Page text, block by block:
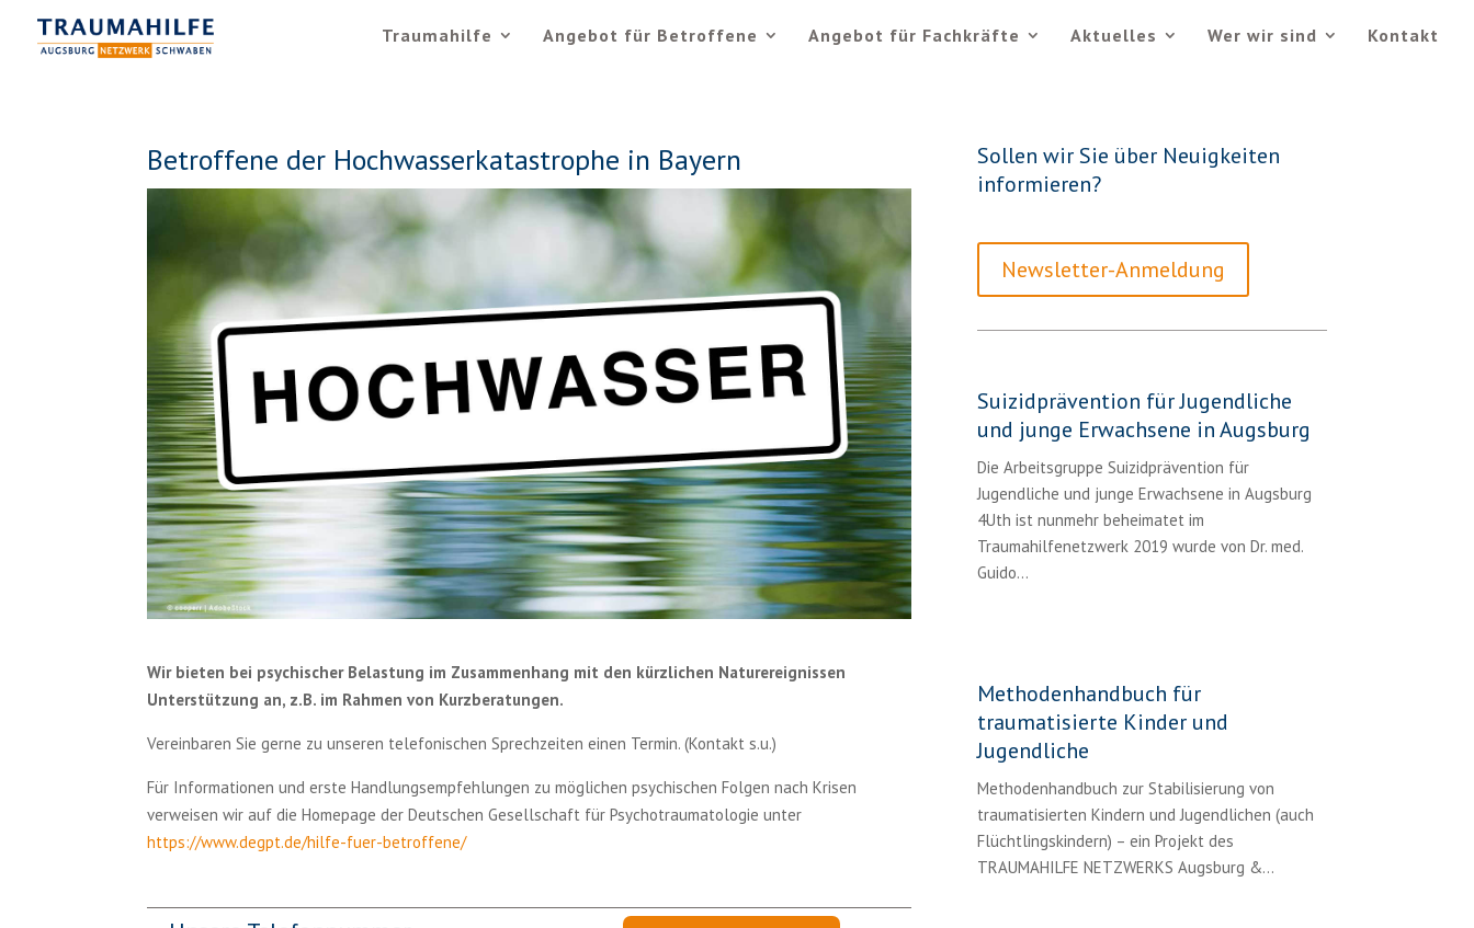
Traumahilfe Angebot für Betroffene Angebot für Fachkräfte Aktuelles Wer wir sind Kontakt
Betroffene der Hochwasserkatastrophe in Bayern
Wir bieten bei psychischer Belastung im Zusammenhang mit den kürzlichen Naturereignissen
Unterstützung an, z.B. im Rahmen von Kurzberatungen.
Vereinbaren Sie gerne zu unseren telefonischen Sprechzeiten einen Termin. (Kontakt s.u.)
Für Informationen und erste Handlungsempfehlungen zu möglichen psychischen Folgen nach Krisen
verweisen wir auf die Homepage der Deutschen Gesellschaft für Psychotraumatologie unter
https://www.degpt.de/hilfe-fuer-betroffene/
Sollen wir Sie über Neuigkeiten
informieren?
Newsletter-Anmeldung
Suizidprävention für Jugendliche
und junge Erwachsene in Augsburg
Die Arbeitsgruppe Suizidprävention für
Jugendliche und junge Erwachsene in Augsburg
4Uth ist nunmehr beheimatet im
Traumahilfenetzwerk 2019 wurde von Dr. med.
Guido...
Methodenhandbuch für
traumatisierte Kinder und
Jugendliche
Methodenhandbuch zur Stabilisierung von
traumatisierten Kindern und Jugendlichen (auch
Flüchtlingskindern) – ein Projekt des
TRAUMAHILFE NETZWERKS Augsburg &...